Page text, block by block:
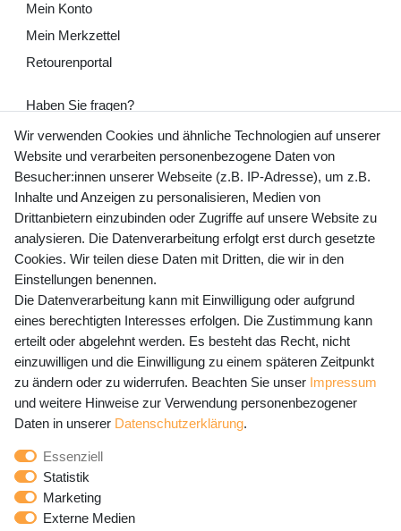
Mein Konto
Mein Merkzettel
Retourenportal
Haben Sie fragen?
+49 (0) 35243 460 400
Mo-Fr 9-15 Uhr
shop@banjado.com
Preisangaben inkl. gesetzl. MwSt. und zzgl. Service- und
Versandkosten
Newsletter Anmeldung - Keine Angebote
mehr verpassen!
E-MAIL **
Newsletter
Honig
Hiermit bestätige ich, dass ich die
gelesen habe. Meine Einwilligung kann ich jederzeit
widerrufen.**
Wir verwenden Cookies und ähnliche Technologien auf unserer
Website und verarbeiten personenbezogene Daten von
Besucher:innen unserer Webseite (z.B. IP-Adresse), um z.B.
Inhalte und Anzeigen zu personalisieren, Medien von
Drittanbietern einzubinden oder Zugriffe auf unsere Website zu
analysieren. Die Datenverarbeitung erfolgt erst durch gesetzte
Cookies. Wir teilen diese Daten mit Dritten, die wir in den
Einstellungen benennen.
Die Datenverarbeitung kann mit Einwilligung oder aufgrund
eines berechtigten Interesses erfolgen. Die Zustimmung kann
erteilt oder abgelehnt werden. Es besteht das Recht, nicht
einzuwilligen und die Einwilligung zu einem späteren Zeitpunkt
zu ändern oder zu widerrufen. Beachten Sie unser Impressum
und weitere Hinweise zur Verwendung personenbezogener
Daten in unserer Daten­schutz­erklärung.
Essenziell
Statistik
Marketing
Externe Medien